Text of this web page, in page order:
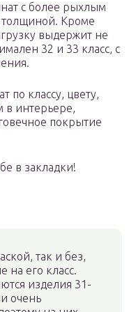
с более рыхлым
Кроме
выдержит не
32 и 33 класс, с
по классу, цвету,
в интерьере,
покрытие
в закладки!
так и без,
на его класс.
изделия 31-
очень